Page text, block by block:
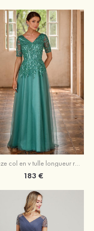
Trapèze col en v tulle longueur ras du sol robe de mère de la mariée avec perles paillettes
183 €